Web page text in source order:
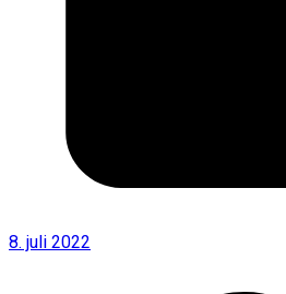
8. juli 2022